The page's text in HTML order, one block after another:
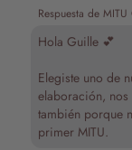
Respuesta de
Hola Guille 💕
Elegiste uno de
elaboración, nos
también porque
primer MITU.